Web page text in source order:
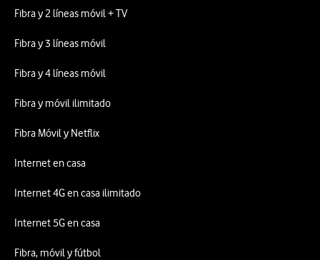
Fibra y 2 líneas móvil + TV
Fibra y 3 líneas móvil
Fibra y 4 líneas móvil
Fibra y móvil ilimitado
Fibra Móvil y Netflix
Internet en casa
Internet 4G en casa ilimitado
Internet 5G en casa
Fibra, móvil y fútbol